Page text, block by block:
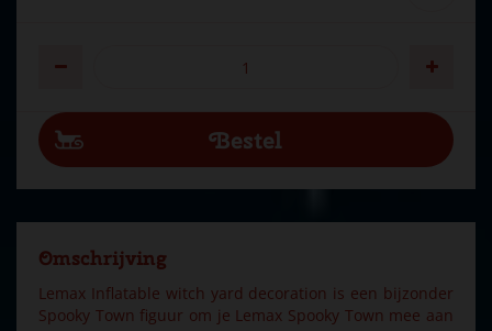
Omschrijving
Lemax Inflatable witch yard decoration is een bijzonder
Spooky Town figuur om je Lemax Spooky Town mee aan